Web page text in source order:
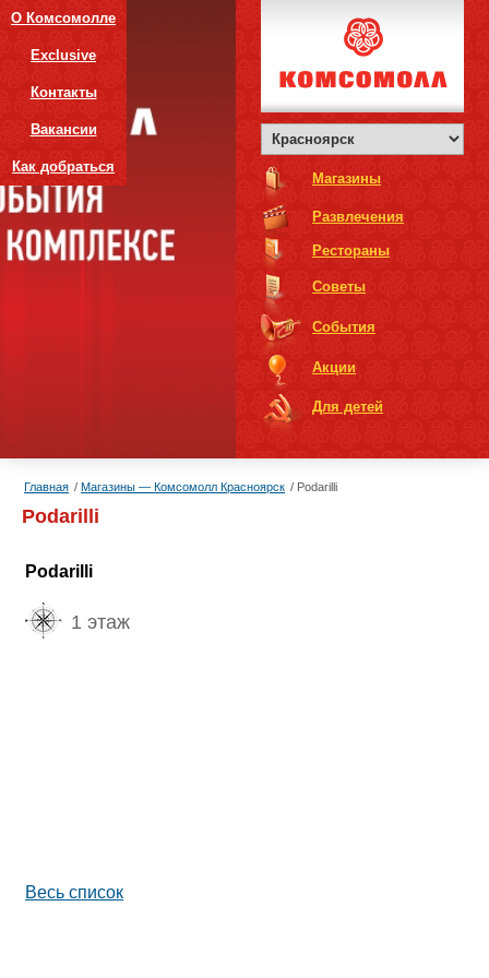
О Комсомолле
Exclusive
Контакты
Вакансии
Как добраться
Магазины
Развлечения
Рестораны
Советы
События
Акции
Для детей
Главная Магазины — Комсомолл Красноярск Podarilli
Podarilli
Podarilli
1 этаж
Весь список